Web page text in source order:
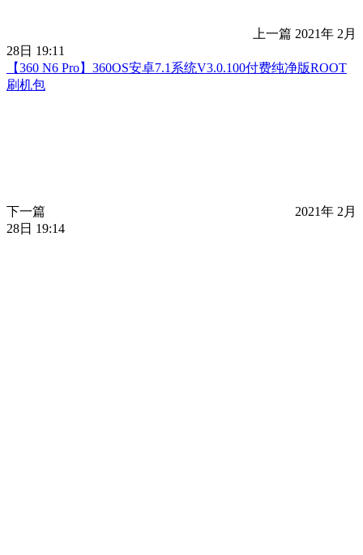
上一篇 2021年 2月
28日 19:11
【360 N6 Pro】360OS安卓7.1系统V3.0.100付费纯净版ROOT
刷机包
下一篇
2021年 2月
28日 19:14